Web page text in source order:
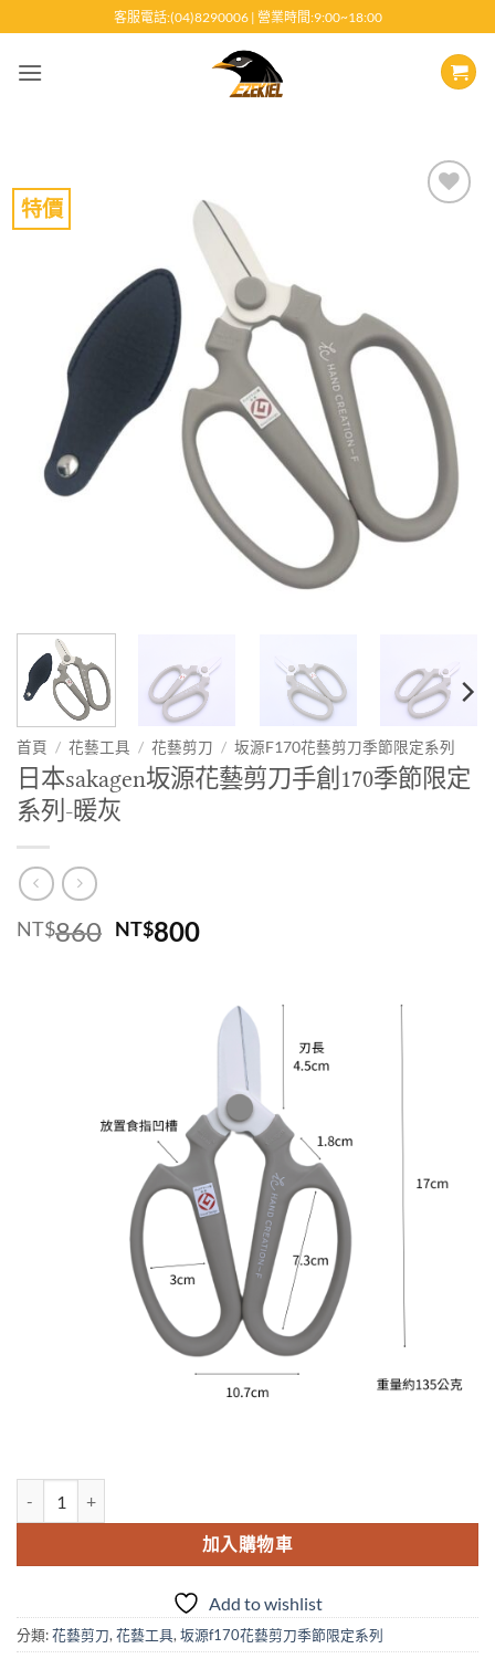
至
客服電話:(04)8290006 | 營業時間:9:00~18:00
特價
首頁 / 花藝工具 / 花藝剪刀 / 坂源F170花藝剪刀季節限定系列
日本sakagen坂源花藝剪刀手創170季節限定
系列-暖灰
NT$860 原
NT$860。
NT$800目
格：
NT$800。
加入購物車
Add to wishlist
分類:花藝剪刀, 花藝工具, 坂源f170花藝剪刀季節限定系列